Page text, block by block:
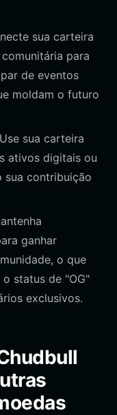
sua carteira
para
de eventos
moldam o futuro
Use sua carteira
ativos digitais ou
sua contribuição
ganhar
o que
status de "OG"
exclusivos.